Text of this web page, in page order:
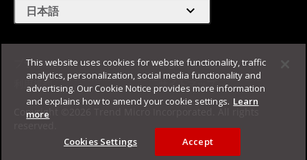
日本語 expand_more
プライバシー
Legal
利用規約
サイトマップ
Copyright ©2026 Trend Micro Incorporated. All rights
This website uses cookies for website functionality, traffic
analytics, personalization, social media functionality and
advertising. Our Cookie Notice provides more information
and explains how to amend your cookie settings. Learn
more
Cookies Settings Accept